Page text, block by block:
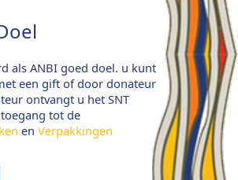
als ANBI goed doel. u kunt
een gift of door donateur
ontvangt u het SNT
tot de
en Verpakkingen